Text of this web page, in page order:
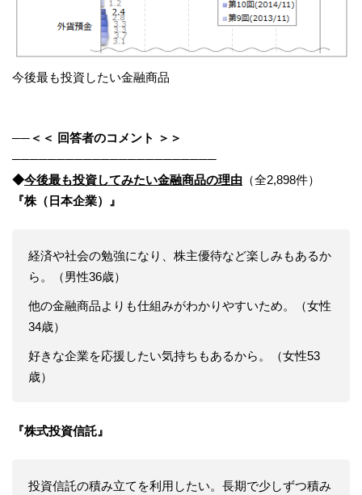
今後最も投資したい金融商品
──＜＜ 回答者のコメント ＞＞
───────────────────────
◆今後最も投資してみたい金融商品の理由 （全2,898件）
『株（日本企業）』
経済や社会の勉強になり、株主優待など楽しみもあるか
ら。（男性36歳）
他の金融商品よりも仕組みがわかりやすいため。（女性
34歳）
好きな企業を応援したい気持ちもあるから。（女性53
歳）
『株式投資信託』
投資信託の積み立てを利用したい。長期で少しずつ積み